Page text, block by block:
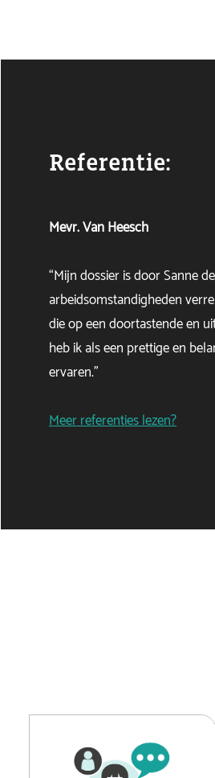
Referentie:
Mevr. Van Heesch
“Mijn dossier is door Sanne
arbeidsomstandigheden
die op een doortastende en
heb ik als een prettige en
ervaren.”
Meer referenties lezen?